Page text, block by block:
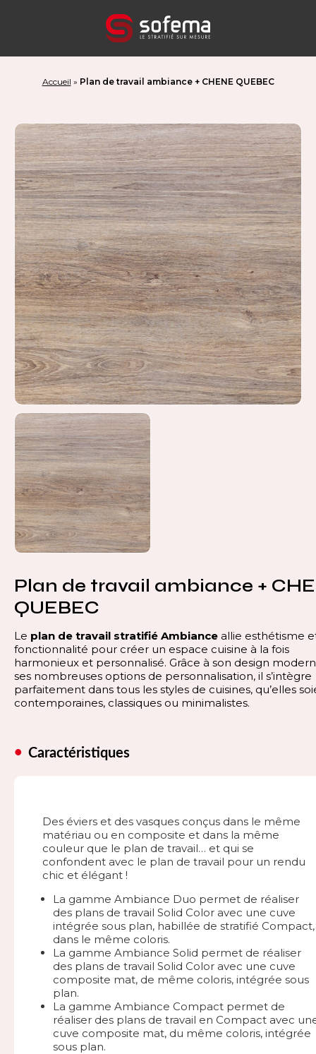
Accueil » Plan de travail ambiance + CHENE QUEBEC
Plan de travail ambiance +
QUEBEC
Le plan de travail stratifié Ambiance allie esthétisme
fonctionnalité pour créer un espace cuisine à la fois
harmonieux et personnalisé. Grâce à son design
ses nombreuses options de personnalisation, il s’intègre
parfaitement dans tous les styles de cuisines, qu’elles
contemporaines, classiques ou minimalistes.
Caractéristiques
Des éviers et des vasques conçus dans le même
matériau ou en composite et dans la même
couleur que le plan de travail… et qui se
confondent avec le plan de travail pour un rendu
chic et élégant !
La gamme Ambiance Duo permet de réaliser
des plans de travail Solid Color avec une cuve
intégrée sous plan, habillée de stratifié Compact,
dans le même coloris.
La gamme Ambiance Solid permet de réaliser
des plans de travail Solid Color avec une cuve
composite mat, de même coloris, intégrée sous
plan.
La gamme Ambiance Compact permet de
réaliser des plans de travail en Compact avec
cuve composite mat, du même coloris, intégrée
sous plan.